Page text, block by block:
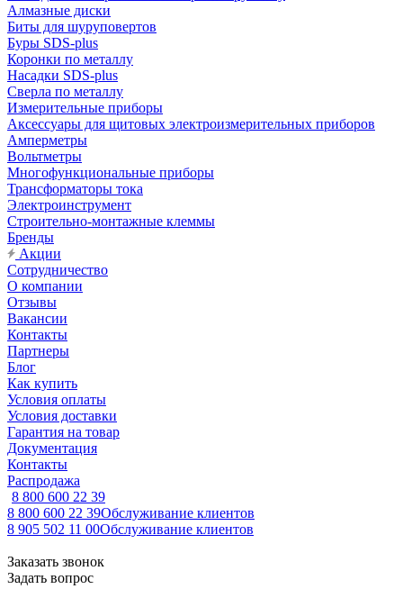
Алмазные диски
Биты для шуруповертов
Буры SDS-plus
Коронки по металлу
Насадки SDS-plus
Сверла по металлу
Измерительные приборы
Аксессуары для щитовых электроизмерительных приборов
Амперметры
Вольтметры
Многофункциональные приборы
Трансформаторы тока
Электроинструмент
Строительно-монтажные клеммы
Бренды
Акции
Сотрудничество
О компании
Отзывы
Вакансии
Контакты
Партнеры
Блог
Как купить
Условия оплаты
Условия доставки
Гарантия на товар
Документация
Контакты
Распродажа
8 800 600 22 39
8 800 600 22 39Обслуживание клиентов
8 905 502 11 00Обслуживание клиентов
Заказать звонок
Задать вопрос